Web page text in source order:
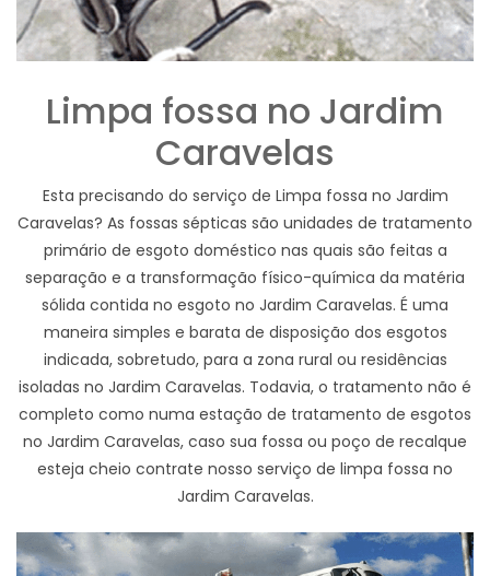
Limpa fossa no Jardim
Caravelas
Esta precisando do serviço de Limpa fossa no Jardim
Caravelas? As fossas sépticas são unidades de tratamento
primário de esgoto doméstico nas quais são feitas a
separação e a transformação físico-química da matéria
sólida contida no esgoto no Jardim Caravelas. É uma
maneira simples e barata de disposição dos esgotos
indicada, sobretudo, para a zona rural ou residências
isoladas no Jardim Caravelas. Todavia, o tratamento não é
completo como numa estação de tratamento de esgotos
no Jardim Caravelas, caso sua fossa ou poço de recalque
esteja cheio contrate nosso serviço de limpa fossa no
Jardim Caravelas.